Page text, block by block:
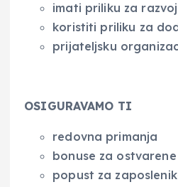
imati priliku za
koristiti priliku za
prijateljsku
OSIGURAVAMO TI
redovna primanja
bonuse za
popust za